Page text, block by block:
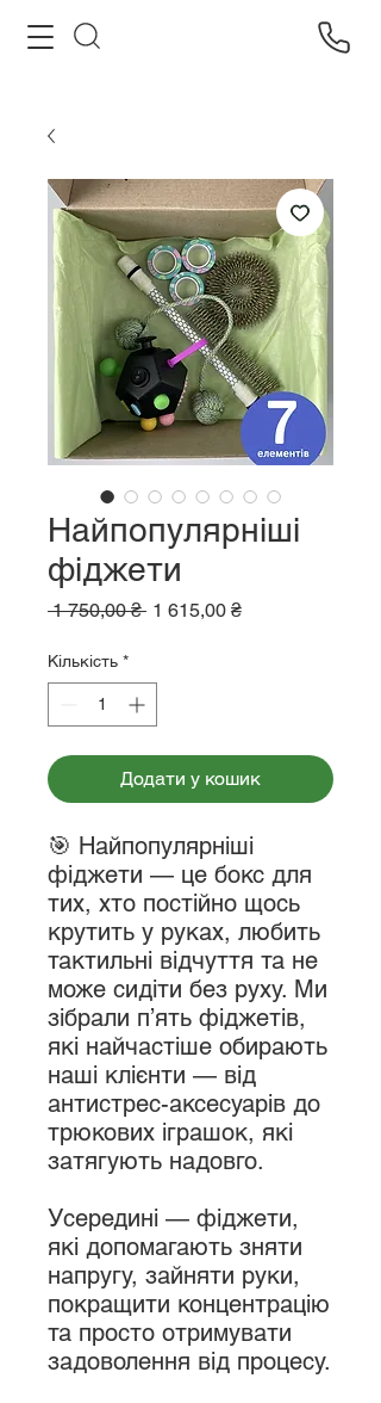
Найпопулярніші
фіджети
1 750,00 ₴ Звичайна
1 615,00 ₴За
Кількість *
Додати у кошик
🎯 Найпопулярніші
фіджети — це бокс для
тих, хто постійно щось
крутить у руках, любить
тактильні відчуття та не
може сидіти без руху. Ми
зібрали п’ять фіджетів,
які найчастіше обирають
наші клієнти — від
антистрес-аксесуарів до
трюкових іграшок, які
затягують надовго.
Усередині — фіджети,
які допомагають зняти
напругу, зайняти руки,
покращити концентрацію
та просто отримувати
задоволення від процесу.